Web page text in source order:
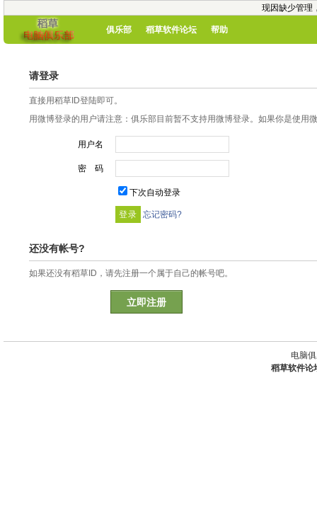
现因缺少管理
俱乐部 稻草软件论坛 帮助
请登录
直接用稻草ID登陆即可。
用微博登录的用户请注意：俱乐部目前暂不支持用微博登录。如果你是使用
用户名
密 码
下次自动登录
忘记密码?
还没有帐号?
如果还没有稻草ID，请先注册一个属于自己的帐号吧。
立即注册
电脑
稻草软件论